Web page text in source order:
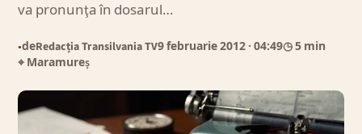
va pronunţa în dosarul…
●deRedacția Transilvania TV9 februarie 2012 · 04:49◷ 5 min
⌖ Maramureș